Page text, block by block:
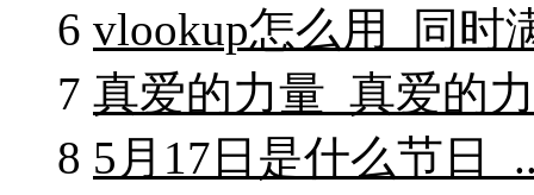
6 vlookup怎么用_同时
7 真爱的力量_真爱的
8 5月17日是什么节日